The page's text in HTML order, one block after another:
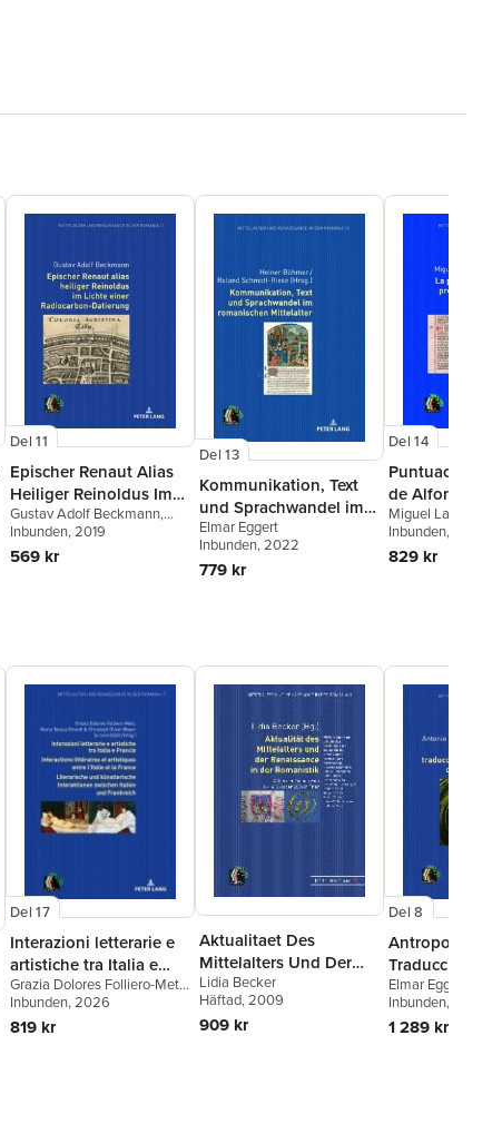
Del 11
Epischer Renaut Alias
Heiliger Reinoldus Im
Lichte Einer
Radiocarbon-Datierung
Gustav Adolf Beckmann,
Elmar Eggert
Inbunden, 2019
569 kr
Del 13
Kommunikation, Text
und Sprachwandel im
romanischen Mittelalter
Elmar Eggert
Inbunden, 2022
779 kr
Del 14
Puntuación
de Alfonso X.
Manuscritos
la General
Miguel Las Heras
Inbunden, 2023
829 kr
Del 17
Interazioni letterarie e
artistiche tra Italia e
Francia / Interactions
littéraires et artistiques
entre l'Italie et la France
Grazia Dolores Folliero-Metz,
Maria Teresa Girardi
Inbunden, 2026
819 kr
Aktualitaet Des
Mittelalters Und Der
Renaissance in Der
Romanistik
Lidia Becker
Häftad, 2009
909 kr
Del 8
Antropología
Traducción En
Orden de
Elmar Eggert
García
Inbunden, 2018
1 289 kr